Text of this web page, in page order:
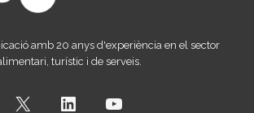
amb 20 anys d'experiència en el sector
turístic i de serveis.
X LinkedInYouTube